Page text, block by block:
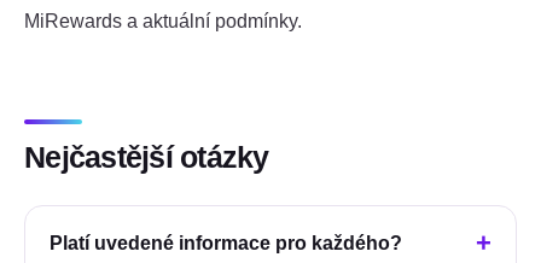
MiRewards a aktuální podmínky.
Nejčastější otázky
Platí uvedené informace pro každého?